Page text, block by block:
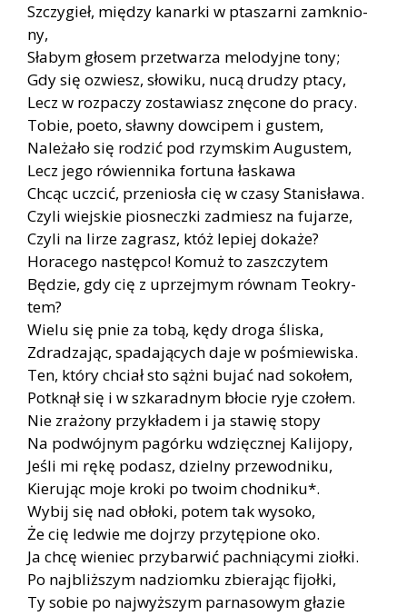
Szczy­gieł, mię­dzy ka­nar­ki w pta­szar­ni za­mknio­
ny,
Sła­bym gło­sem prze­twa­rza me­lo­dyj­ne tony;
Gdy się ozwiesz, sło­wi­ku, nucą dru­dzy pta­cy,
Lecz w roz­pa­czy zo­sta­wiasz znę­co­ne do pra­cy.
To­bie, po­eto, sław­ny dow­ci­pem i gu­stem,
Na­le­ża­ło się ro­dzić pod rzym­skim Au­gu­stem,
Lecz jego ró­wien­ni­ka for­tu­na ła­ska­wa
Chcąc uczcić, prze­nio­sła cię w cza­sy Sta­ni­sła­wa.
Czy­li wiej­skie pio­snecz­ki za­dmiesz na fu­ja­rze,
Czy­li na li­rze za­grasz, któż le­piej do­ka­że?
Ho­ra­ce­go na­stęp­co! Ko­muż to za­szczy­tem
Bę­dzie, gdy cię z uprzej­mym rów­nam Teo­kry­
tem?
Wie­lu się pnie za tobą, kędy dro­ga śli­ska,
Zdra­dza­jąc, spa­da­ją­cych daje w po­śmie­wi­ska.
Ten, któ­ry chciał sto sąż­ni bu­jać nad so­ko­łem,
Po­tknął się i w szka­rad­nym bło­cie ryje czo­łem.
Nie zra­żo­ny przy­kła­dem i ja sta­wię sto­py
Na po­dwój­nym pa­gór­ku wdzięcz­nej Ka­li­jo­py,
Je­śli mi rękę po­dasz, dziel­ny prze­wod­ni­ku,
Kie­ru­jąc moje kro­ki po two­im chod­ni­ku*.
Wy­bij się nad ob­ło­ki, po­tem tak wy­so­ko,
Że cię le­d­wie me doj­rzy przy­tę­pio­ne oko.
Ja chcę wie­niec przy­bar­wić pach­nią­cy­mi zioł­ki.
Po naj­bliż­szym na­dziom­ku zbie­ra­jąc fi­joł­ki,
Ty so­bie po naj­wyż­szym par­na­so­wym gła­zie